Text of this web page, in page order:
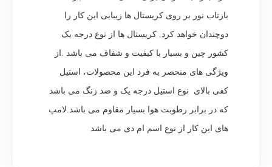
بازتاب نور بر روی کریستال ها زیبایی این کار را
دوچندان خواهد کرد. کریستال ها از نوع درجه یک
کشور چین و بسیار با کیفیت و شفاف می باشد .از
ویژگی های منحصر به فرد این محصولات، استیل
کفی بالای نوع استیل درجه یک و ضد زنگ می باشد
که در برابر رطوبت هوا بسیار مقاوم می باشد.لامپ
های این کار از نوع اسم ام دی می باشد